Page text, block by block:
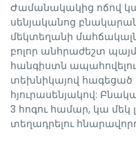
Ժամանակակից ոճով
սենյականոց
մեկտեղանի
բոլոր անհրաժեշտ
հանգիստն
տեխնիկայով հագեցած
հյուրասենյակով:
3 հոգու համար, կա մեկ
տեղադրելու